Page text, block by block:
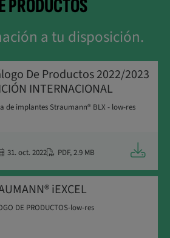
PRODUCTOS
a tu disposición.
De Productos 2022/2023
INTERNACIONAL
de implantes Straumann® BLX - low-res
31. oct. 2022 PDF,2.9 MB
iEXCEL
DE PRODUCTOS-low-res